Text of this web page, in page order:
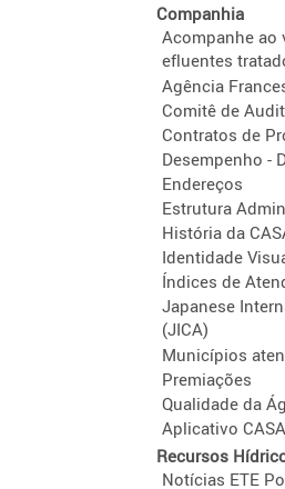
Companhia
Acompanhe ao
efluentes
Agência
Comitê de
Contratos de
Desempenho -
Endereços
Estrutura
História da
Identidade
Índices de
Japanese
(JICA)
Municípios
Premiações
Qualidade da
Aplicativo
Recursos
Notícias ETE